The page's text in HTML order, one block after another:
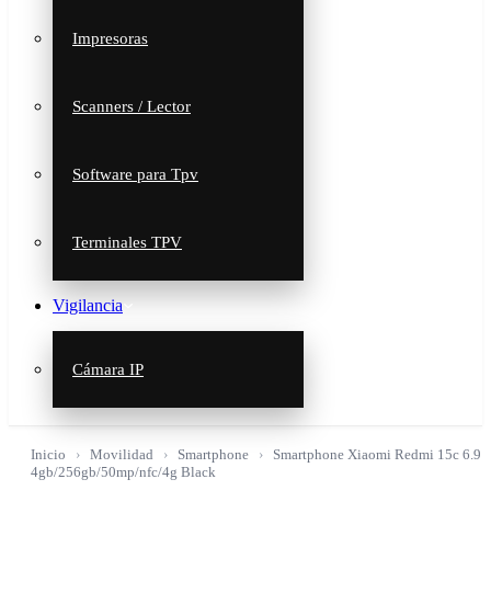
Impresoras
Scanners / Lector
Software para Tpv
Terminales TPV
Vigilancia
Cámara IP
Inicio Movilidad Smartphone
Smartphone Xiaomi Redmi 15c 6.9
4gb/256gb/50mp/nfc/4g Black